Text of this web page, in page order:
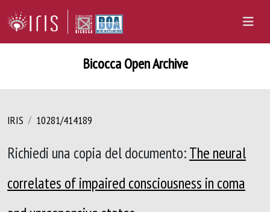
Bicocca Open Archive
IRIS 10281/414189
Richiedi una copia del documento:The neural
correlates of impaired consciousness in coma